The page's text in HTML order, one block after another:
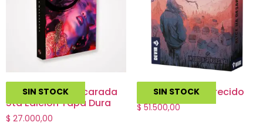
SIN STOCK
Vampiro La Mascarada
5ta Edición Tapa Dura
$ 27.000,00
SIN STOCK
Alice ha desaparecido
$51.500,00